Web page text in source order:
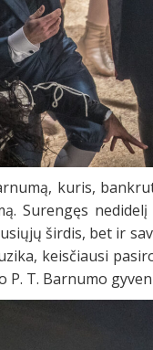
kuris,
Surengęs
širdis, bet ir
keisčiausi
T. Barnumo